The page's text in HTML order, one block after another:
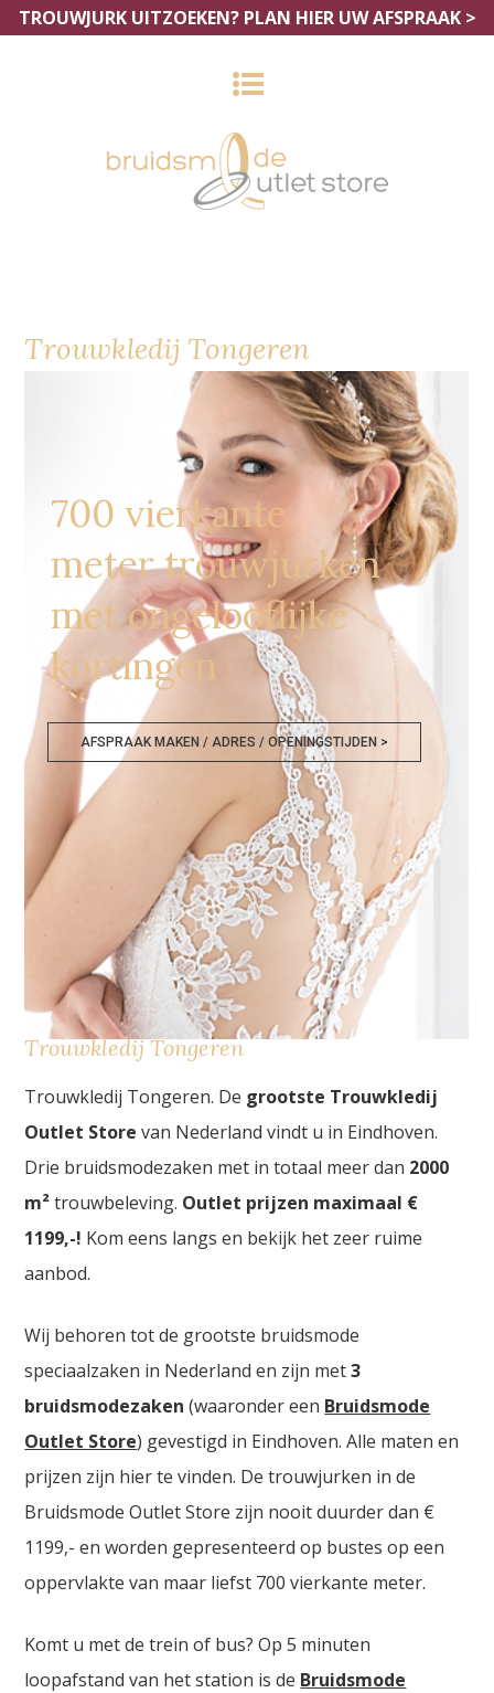
TROUWJURK UITZOEKEN? PLAN HIER UW AFSPRAAK >
Trouwkledij Tongeren
700 vierkante
meter trouwjurken
met ongelooflijke
kortingen
AFSPRAAK MAKEN / ADRES / OPENINGSTIJDEN >
Trouwkledij Tongeren
Trouwkledij Tongeren. De grootste Trouwkledij
Outlet Store van Nederland vindt u in Eindhoven.
Drie bruidsmodezaken met in totaal meer dan 2000
m²trouwbeleving. Outlet prijzen maximaal €
1199,-! Kom eens langs en bekijk het zeer ruime
aanbod.
Wij behoren tot de grootste bruidsmode
speciaalzaken in Nederland en zijn met3
bruidsmodezaken (waaronder een Bruidsmode
Outlet Store) gevestigd in Eindhoven. Alle maten en
prijzen zijn hier te vinden. De trouwjurken in de
Bruidsmode Outlet Store zijn nooit duurder dan €
1199,- en worden gepresenteerd op bustes op een
oppervlakte van maar liefst 700 vierkante meter.
Komt u met de trein of bus? Op 5 minuten
loopafstand van het station is de Bruidsmode